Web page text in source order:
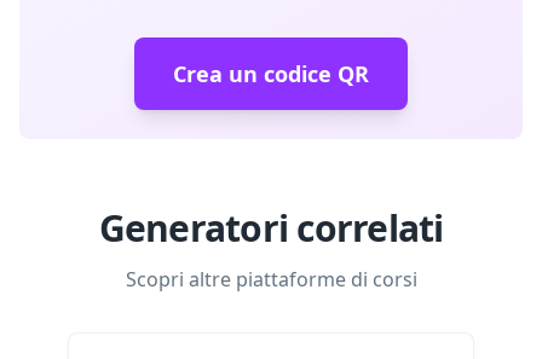
Crea un codice QR
Generatori correlati
Scopri altre piattaforme di corsi